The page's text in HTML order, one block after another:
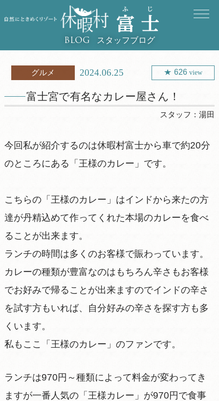
BLOG スタッフブログ
グルメ 2024.06.25 626 view
富士宮で有名なカレー屋さん！
スタッフ：湯田
今回私が紹介するのは休暇村富士から車で約20分
のところにある「王様のカレー」です。
こちらの「王様のカレー」はインドから来たの方
達が丹精込めて作ってくれた本場のカレーを食べ
ることが出来ます。
ランチの時間は多くのお客様で賑わっています。
カレーの種類が豊富なのはもちろん辛さもお客様
でお好みで帰ることが出来ますのでインドの辛さ
を試す方もいれば、自分好みの辛さを探す方も多
くいます。
私もここ「王様のカレー」のファンです。
ランチは970円～種類によって料金が変わってき
ますが一番人気の「王様カレー」が970円で食事